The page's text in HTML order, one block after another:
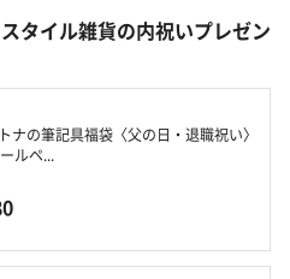
タイル雑貨の内祝いプレゼン
ナの筆記具福袋〈父の日・退職祝い〉
ールペ...